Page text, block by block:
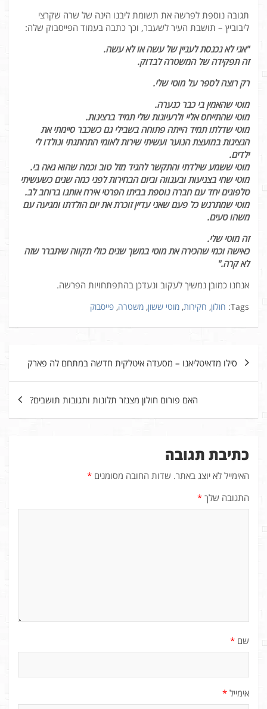
תגובה נוספת לפרשה את תשומת ליבנו הינה של שרה שקרצי
ליבוביץ – תושבת העיר לשעבר, וכך כתבה בעמוד הפייסבוק שלה:
"אני לא נכנסת לעניין של עשה או לא עשה.
זה תפקידה של המשטרה לבדוק.
רק רוצה לספר על מוטי שלי.
מוטי שהאמין בי כבר כנערה.
מוטי שהתייחס אליי ולרעיונות שלי תמיד ברצינות.
מוטי שדלתו תמיד הייתה פתוחה בשבילי גם כשכבר סיימתי את
הנציגות במועצת הנוער ועשיתי שירות לאומי התחתנתי ונולדו לי
ילדים.
מוטי ששמע שילדתי והתקשר להגיד מזל טוב וכמה שהוא גאה בי.
מוטי שחי בצניעות ובענווה וביום הבחירות לפני כמה שנים כשעשיתי
טלפונים יחד עם חברה נוספת בביתו הפרטי אירח אותנו ברוחב לב.
מוטי שמתרגש כל פעם שאני עדיין זוכרת את יום הולדתו ומגיעה עם
משהו טעים.
זה מוטי שלי.
כאישה וכמי שהכירה את מוטי במשך שנים כולי תקווה שיתברר שזה
לא קרה."
אנחנו כמובן נמשיך לעקוב ונעדכן בהתפתחויות הפרשה.
Tags: חולון, חקירות, מוטי ששון, משטרה, פייסבוק
סילו מדאיטליאנו – מסעדה איטלקית חדשה במתחם לה פארק
האם פורום חולון מצנזר תלונות ותגובות תושבים?
כתיבת תגובה
האימייל לא יוצג באתר. שדות החובה מסומנים *
התגובה שלך *
שם *
אימייל *